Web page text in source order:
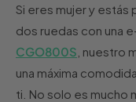
Si eres mujer y estás
dos ruedas con una
CGO800S , nuestro
una máxima
ti. No solo es mucho